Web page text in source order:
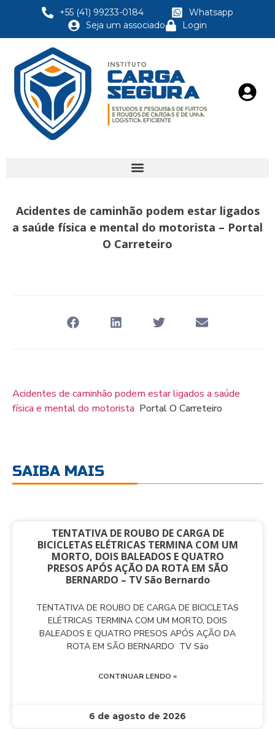
+55 (41) 99233-0184
Whatsapp
Seja um associado
Login
Acidentes de caminhão podem estar ligados
a saúde física e mental do motorista – Portal
O Carreteiro
Acidentes de caminhão podem estar ligados a saúde
física e mental do motorista Portal O Carreteiro
SAIBA MAIS
TENTATIVA DE ROUBO DE CARGA DE
BICICLETAS ELÉTRICAS TERMINA COM UM
MORTO, DOIS BALEADOS E QUATRO
PRESOS APÓS AÇÃO DA ROTA EM SÃO
BERNARDO – TV São Bernardo
TENTATIVA DE ROUBO DE CARGA DE BICICLETAS
ELÉTRICAS TERMINA COM UM MORTO, DOIS
BALEADOS E QUATRO PRESOS APÓS AÇÃO DA
ROTA EM SÃO BERNARDO TV São
CONTINUAR LENDO »
6 de agosto de 2026